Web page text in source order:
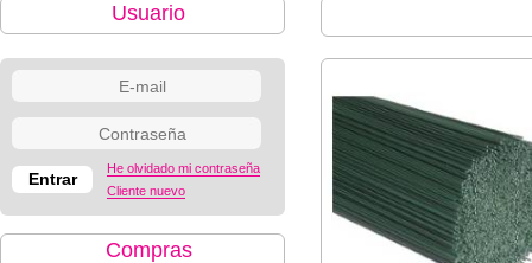
Usuario
He olvidado mi contraseña
Cliente nuevo
Compras